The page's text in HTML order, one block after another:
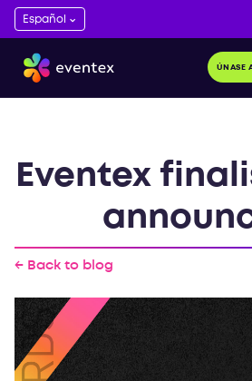
ÚNASE
Eventex
← Back to blog